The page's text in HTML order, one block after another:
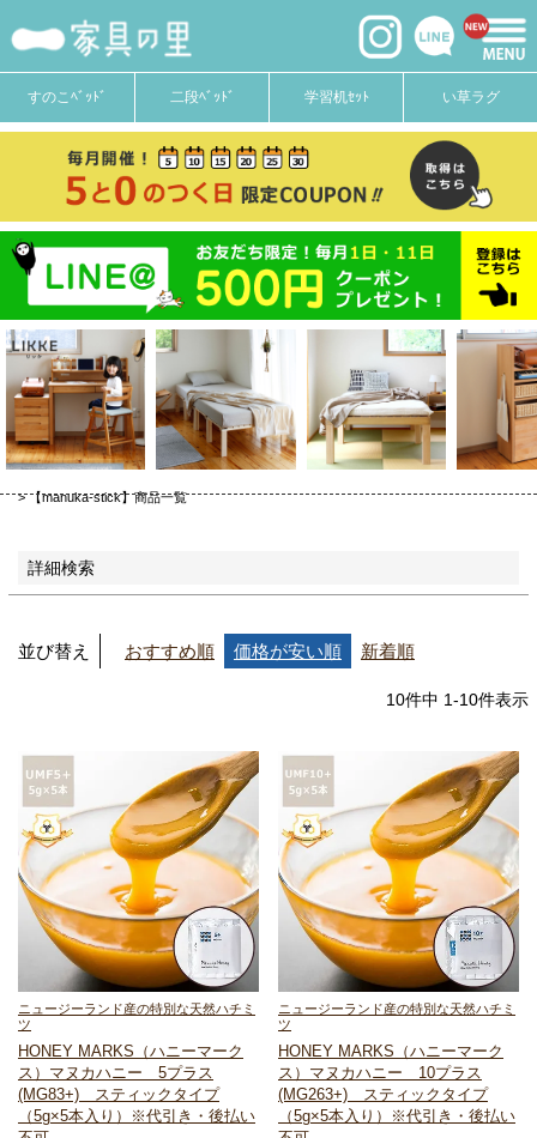
すのこﾍﾞｯﾄﾞ 二段ﾍﾞｯﾄﾞ 学習机ｾｯﾄ い草ラグ
【manuka-stick】商品一覧
詳細検索
価格
在庫なし商品
商品番号
並び順
新着順
登録順
価格が安い順
価格が高い順
優先度順
キーワードヒット順
並び替え おすすめ順 価格が安い順 新着順
10件中 1-10件表示
ニュージーランド産の特別な天然ハチミ
ツ
HONEY MARKS（ハニーマーク
ス） マヌカハニー 5プラス
(MG83+) スティックタイプ
（5g×5本入り）
※代引き・後払い
ニュージーランド産の特別な天然ハチミ
ツ
HONEY MARKS（ハニーマーク
ス） マヌカハニー 10プラス
(MG263+) スティックタイプ
（5g×5本入り）
※代引き・後払い